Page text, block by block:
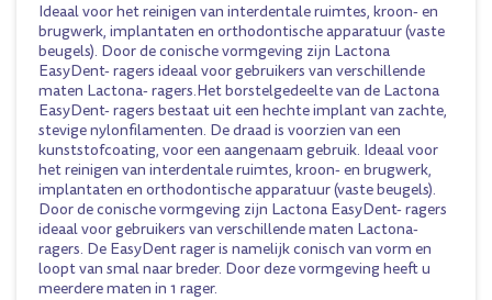
Ideaal voor het reinigen van interdentale ruimtes, kroon- en
brugwerk, implantaten en orthodontische apparatuur (vaste
beugels). Door de conische vormgeving zijn Lactona
EasyDent- ragers ideaal voor gebruikers van verschillende
maten Lactona- ragers.Het borstelgedeelte van de Lactona
EasyDent- ragers bestaat uit een hechte implant van zachte,
stevige nylonfilamenten. De draad is voorzien van een
kunststofcoating, voor een aangenaam gebruik. Ideaal voor
het reinigen van interdentale ruimtes, kroon- en brugwerk,
implantaten en orthodontische apparatuur (vaste beugels).
Door de conische vormgeving zijn Lactona EasyDent- ragers
ideaal voor gebruikers van verschillende maten Lactona-
ragers. De EasyDent rager is namelijk conisch van vorm en
loopt van smal naar breder. Door deze vormgeving heeft u
meerdere maten in 1 rager.